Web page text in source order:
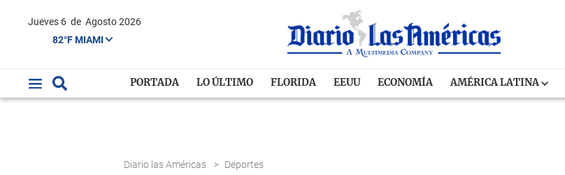
Jueves 6 de Agosto 2026
82°F MIAMI
PORTADA LO ÚLTIMO FLORIDA EEUU ECONOMÍA AMÉRICA LATINA
Diario las Américas > Deportes